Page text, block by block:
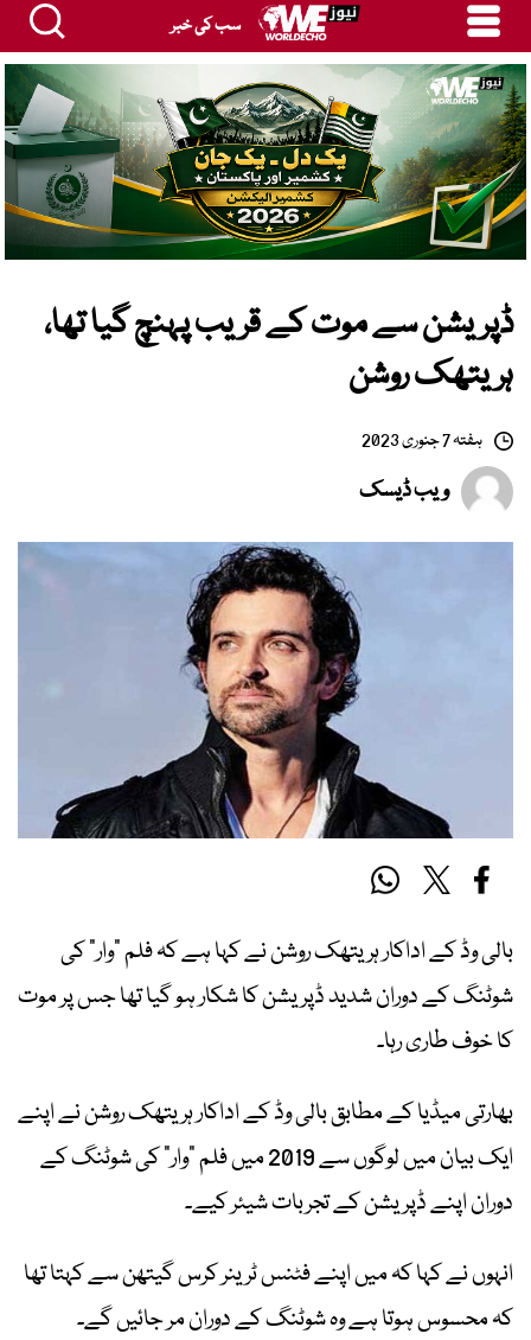
سب کی خبر
ڈپریشن سے موت کے قریب پہنچ گیا تھا،
ہریتھک روشن
ہفتہ 7 جنوری 2023
ویب ڈیسک
بالی وڈ کے اداکار ہریتھک روشن نے کہا ہے کہ فلم “وار” کی
شوٹنگ کے دوران شدید ڈپریشن کا شکار ہو گیا تھا جس پر موت
کا خوف طاری رہا۔
بھارتی میڈیا کے مطابق بالی وڈ کے اداکار ہریتھک روشن نے اپنے
ایک بیان میں لوگوں سے 2019 میں فلم “وار” کی شوٹنگ کے
دوران اپنے ڈپریشن کے تجربات شیئر کیے۔
انہوں نے کہا کہ میں اپنے فٹنس ٹرینر کرس گیتھن سے کہتا تھا
کہ محسوس ہوتا ہے وہ شوٹنگ کے دوران مر جائیں گے۔